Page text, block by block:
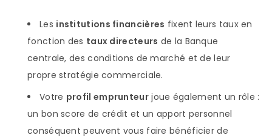
Les institutions financières fixent leurs taux en
fonction des taux directeurs de la Banque
centrale, des conditions de marché et de leur
propre stratégie commerciale.
Votre profil emprunteurjoue également un rôle :
un bon score de crédit et un apport personnel
conséquent peuvent vous faire bénéficier de